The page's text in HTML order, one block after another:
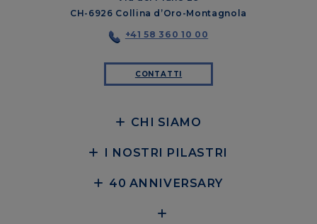
CH-6926 Collina d’Oro-Montagnola
+41 58 360 10 00
CONTATTI
CHI SIAMO
I NOSTRI PILASTRI
40 ANNIVERSARY